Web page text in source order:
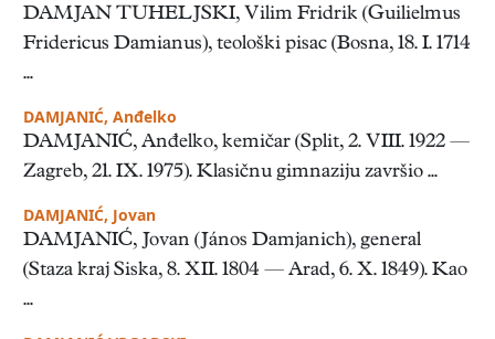
DAMJAN TUHELJSKI, Vilim Fridrik (Guilielmus
Fridericus Damianus), teološki pisac (Bosna, 18. I. 1714
...
DAMJANIĆ, Anđelko
DAMJANIĆ, Anđelko, kemičar (Split, 2. VIII. 1922 —
Zagreb, 21. IX. 1975). Klasičnu gimnaziju završio ...
DAMJANIĆ, Jovan
DAMJANIĆ, Jovan (János Damjanich), general
(Staza kraj Siska, 8. XII. 1804 — Arad, 6. X. 1849). Kao
...